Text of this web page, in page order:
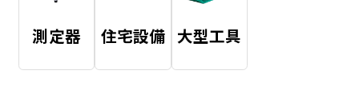
測定器 住宅設備 大型工具